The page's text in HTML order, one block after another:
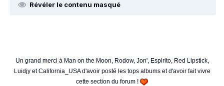
Révéler le contenu masqué
Un grand merci à Man on the Moon, Rodow, Jon', Espirito, Red Lipstick,
Luidjy et California_USA d'avoir posté les tops albums et d'avoir fait vivre
cette section du forum !